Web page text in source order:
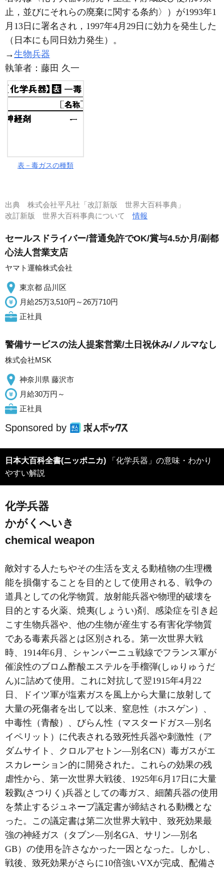
止，並びにそれらの廃棄に関する条約〉）が1993年1
月13日に署名され，1997年4月29日に効力を発生した
（日本にも同日効力発生）。
→生物兵器
執筆者： 藤田 久一
表－毒ガスの種類
出典 株式会社平凡社「改訂新版 世界大百科事典」
改訂新版 世界大百科事典について情報
セールスドライバー/普通免許でOK/賞与4.5か月/副都
心法人営業支店
ヤマト運輸株式会社
東京都 品川区
月給25万3,510円～26万710円
正社員
警備サービスの法人提案営業/土日祝休み/ノルマなし
株式会社MSK
神奈川県 藤沢市
月給30万円～
正社員
Sponsored by
日本大百科全書(ニッポニカ) 「化学兵器」の意味・わかり
やすい解説
化学兵器
かがくへいき
chemical weapon
敵対する人たちやその生活を支える動植物の生理機
能を損傷することを目的として使用される、戦争の
道具としての化学物質。放射能兵器や物理的破壊を
目的とする火薬、焼夷(しょうい)剤、感染症を引き起
こす生物兵器や、他の生物が産生する有害化学物質
である毒素兵器とは区別される。第一次世界大戦
時、1914年6月、シャンパーニュ戦線でフランス軍が
催涙性のブロム酢酸エステルを手榴弾(しゅりゅうだ
ん)に詰めて使用。これに対抗して翌1915年4月22
日、ドイツ軍が塩素ガスを風上から大量に放射して
大量の死傷者を出して以来、窒息性（ホスゲン）、
中毒性（青酸）、びらん性（マスタードガス―別名
イペリット）に代表される致死性兵器や刺激性（ア
ダムサイト、クロルアセトン―別名CN）毒ガスがエ
スカレーション的に開発された。これらの効果の残
虐性から、第一次世界大戦後、1925年6月17日に大量
殺戮(さつりく)兵器としての毒ガス、細菌兵器の使用
を禁止するジュネーブ議定書が締結される動機とな
った。この議定書は第二次世界大戦中、致死効果最
強の神経ガス（タブン―別名GA、サリン―別名
GB）の使用を許さなかった一因となった。しかし、
戦後、致死効果がさらに10倍強いVXが完成、配備さ